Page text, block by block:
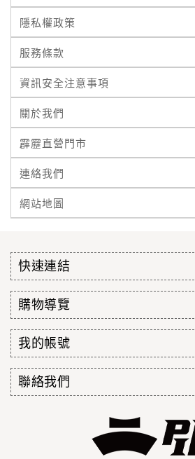
隱私權政策
服務條款
資訊安全注意事項
關於我們
霹靂直營門市
連絡我們
網站地圖
快速連結
購物導覽
我的帳號
聯絡我們